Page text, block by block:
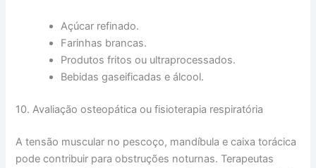
Açúcar refinado.
Farinhas brancas.
Produtos fritos ou ultraprocessados.
Bebidas gaseificadas e álcool.
10. Avaliação osteopática ou fisioterapia respiratória
A tensão muscular no pescoço, mandíbula e caixa torácica
pode contribuir para obstruções noturnas. Terapeutas